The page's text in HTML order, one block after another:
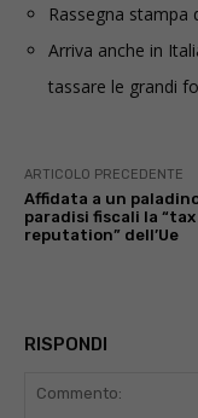
Rassegna stampa
Arriva anche in
tassare le grandi
ARTICOLO PRECEDENTE
Affidata a un
paradisi fiscali la “tax
reputation” dell’Ue
RISPONDI